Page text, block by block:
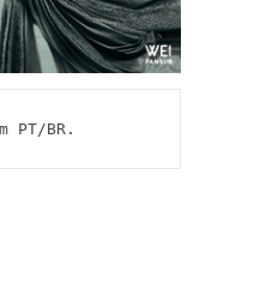
PT/BR.